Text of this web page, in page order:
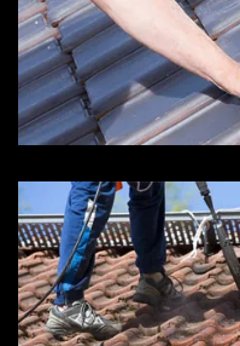
Devis fuite
Savoie